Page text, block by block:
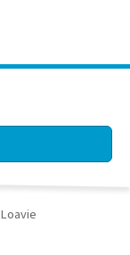
Loavie